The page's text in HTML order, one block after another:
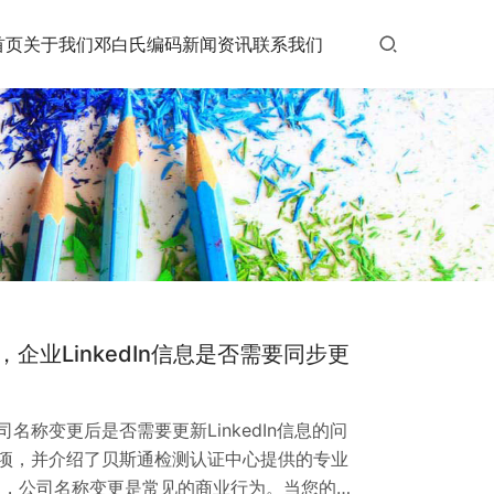
页关于我们邓白氏编码新闻资讯联系我们
企业LinkedIn信息是否需要同步更
名称变更后是否需要更新LinkedIn信息的问
，并介绍了贝斯通检测认证中心提供的专业
公司名称变更是常见的商业行为。当您的企